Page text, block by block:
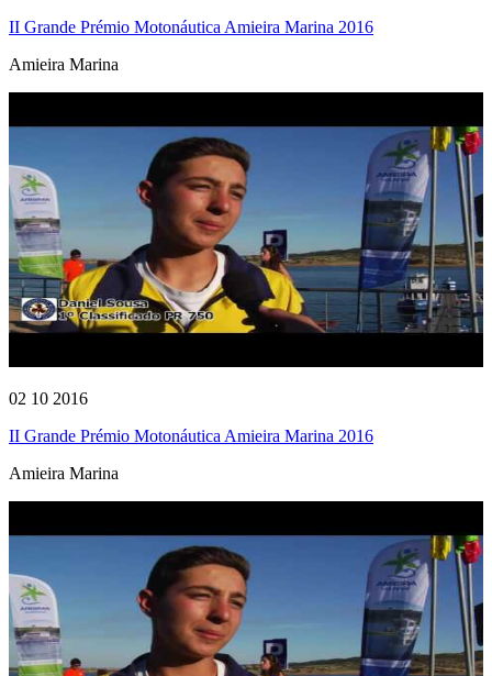
II Grande Prémio Motonáutica Amieira Marina 2016
Amieira Marina
02 10 2016
II Grande Prémio Motonáutica Amieira Marina 2016
Amieira Marina